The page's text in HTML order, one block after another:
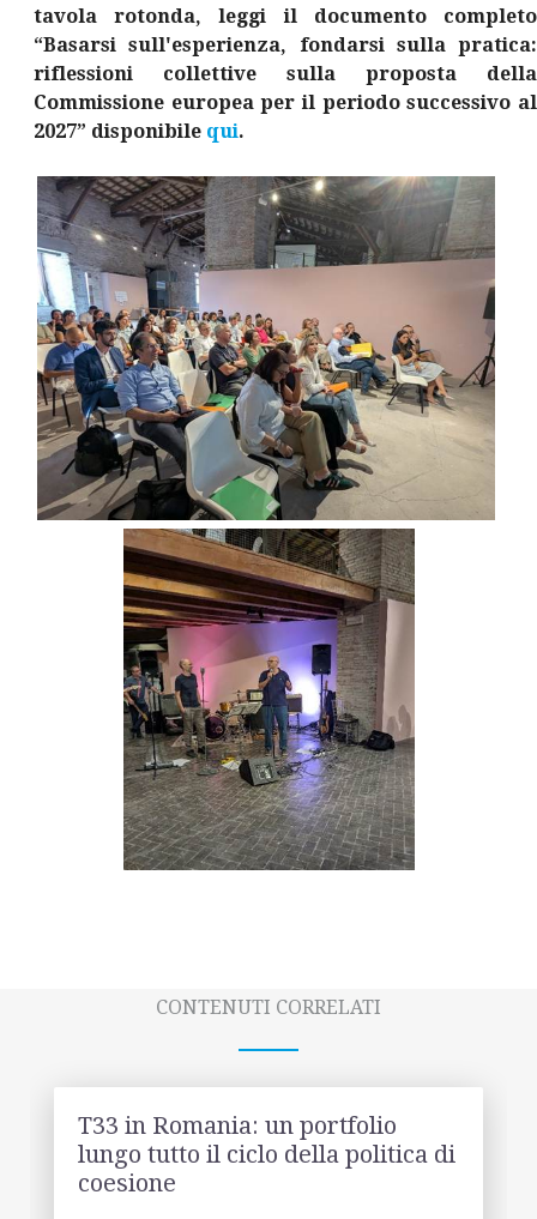
tavola rotonda, leggi il documento completo
“Basarsi sull'esperienza, fondarsi sulla pratica:
riflessioni collettive sulla proposta della
Commissione europea per il periodo successivo al
2027” disponibile qui.
CONTENUTI CORRELATI
T33 in Romania: un portfolio
lungo tutto il ciclo della politica di
coesione